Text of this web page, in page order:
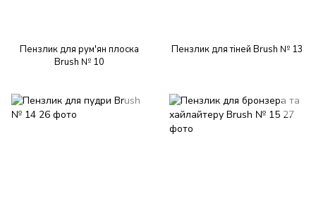
Пензлик для рум'ян плоска
Brush № 10
Пензлик для тіней Brush № 13